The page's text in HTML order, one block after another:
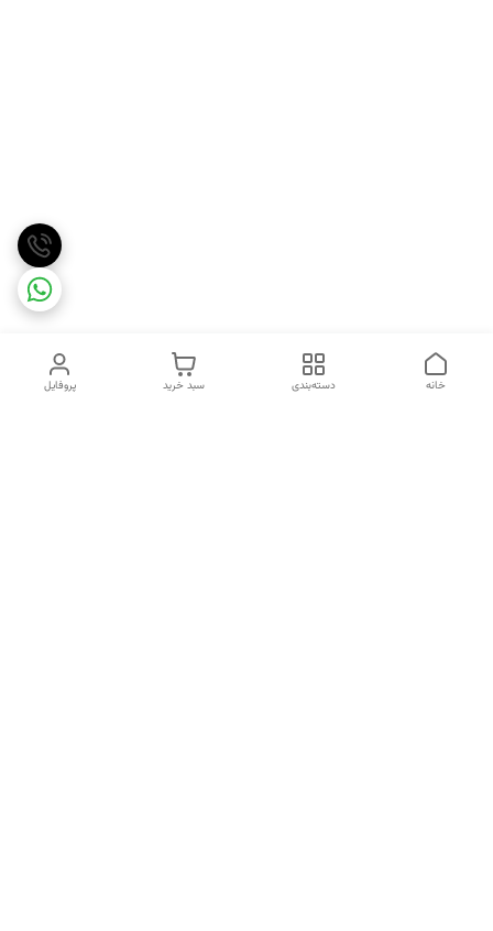
پروفایل سبد خرید دسته‌بندی خانه